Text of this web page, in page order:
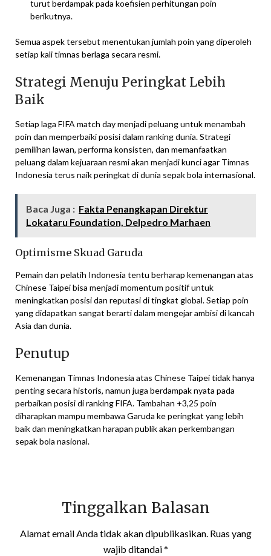
turut berdampak pada koefisien perhitungan poin
berikutnya.
Semua aspek tersebut menentukan jumlah poin yang diperoleh
setiap kali timnas berlaga secara resmi.
Strategi Menuju Peringkat Lebih
Baik
Setiap laga FIFA match day menjadi peluang untuk menambah
poin dan memperbaiki posisi dalam ranking dunia. Strategi
pemilihan lawan, performa konsisten, dan memanfaatkan
peluang dalam kejuaraan resmi akan menjadi kunci agar Timnas
Indonesia terus naik peringkat di dunia sepak bola internasional.
Baca Juga : Fakta Penangkapan Direktur
Lokataru Foundation, Delpedro Marhaen
Optimisme Skuad Garuda
Pemain dan pelatih Indonesia tentu berharap kemenangan atas
Chinese Taipei bisa menjadi momentum positif untuk
meningkatkan posisi dan reputasi di tingkat global. Setiap poin
yang didapatkan sangat berarti dalam mengejar ambisi di kancah
Asia dan dunia.
Penutup
Kemenangan Timnas Indonesia atas Chinese Taipei tidak hanya
penting secara historis, namun juga berdampak nyata pada
perbaikan posisi di ranking FIFA. Tambahan +3,25 poin
diharapkan mampu membawa Garuda ke peringkat yang lebih
baik dan meningkatkan harapan publik akan perkembangan
sepak bola nasional.
Tinggalkan Balasan
Alamat email Anda tidak akan dipublikasikan. Ruas yang
wajib ditandai*